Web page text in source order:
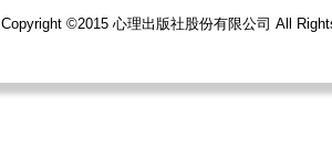
Copyright ©2015 心理出版社股份有限公司 All